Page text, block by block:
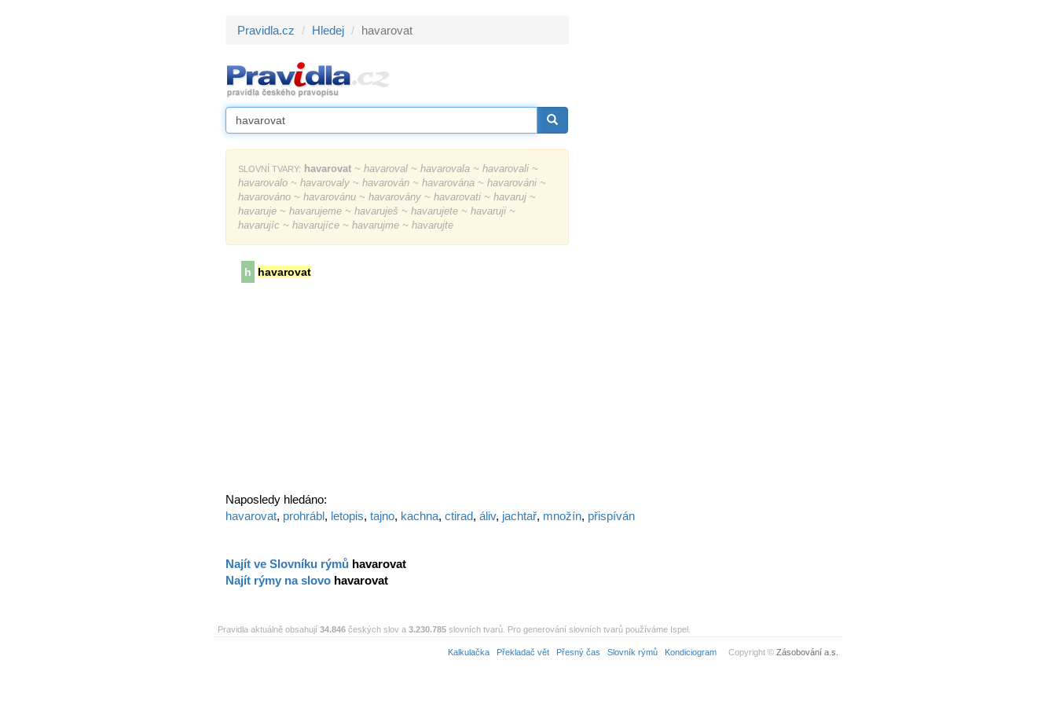
Pravidla.cz Hledej havarovat
SLOVNÍ TVARY: havarovat ~ havaroval ~ havarovala ~ havarovali ~
havarovalo ~ havarovaly ~ havarován ~ havarována ~ havarováni ~
havarováno ~ havarovánu ~ havarovány ~ havarovati ~ havaruj ~
havaruje ~ havarujeme ~ havaruješ ~ havarujete ~ havaruji ~
havarujíc ~ havarujíce ~ havarujme ~ havarujte
h havarovat
Naposledy hledáno:
havarovat, prohrábl, letopis, tajno, kachna, ctirad, áliv, jachtař, množín, přispíván
Najít ve Slovníku rýmů havarovat
Najít rýmy na slovo havarovat
Pravidla aktuálně obsahují 34.846 českých slov a 3.230.785 slovních tvarů. Pro generování slovních tvarů používáme Ispel.
Kalkulačka Překladač vět Přesný čas Slovník rýmů Kondiciogram Copyright © Zásobování a.s.